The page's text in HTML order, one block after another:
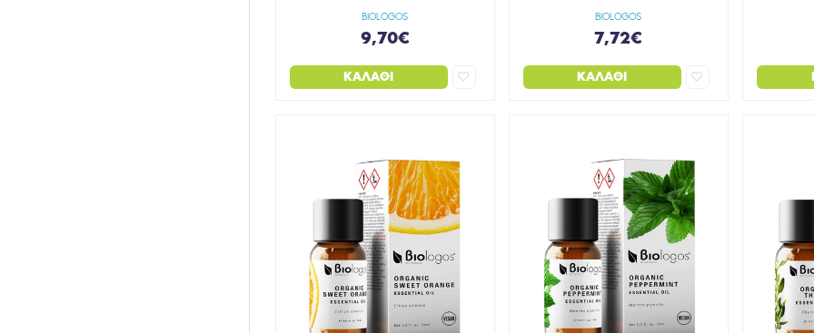
BIOLOGOS
9,70€
ΚΑΛΆΘΙ
BIOLOGOS
7,72€
ΚΑΛΆΘΙ